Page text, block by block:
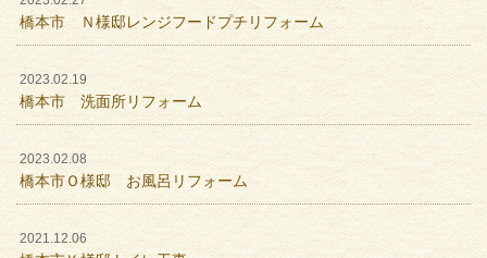
橋本市 Ｎ様邸レンジフードプチリフォーム
2023.02.19
橋本市 洗面所リフォーム
2023.02.08
橋本市Ｏ様邸 お風呂リフォーム
2021.12.06